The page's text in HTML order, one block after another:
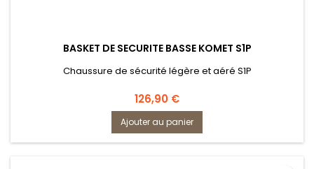
BASKET DE SECURITE BASSE KOMET S1P
Chaussure de sécurité légère et aéré S1P
Prix
126,90 €
Ajouter au panier